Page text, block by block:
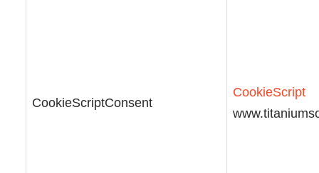
CookieScriptConsent
CookieScript